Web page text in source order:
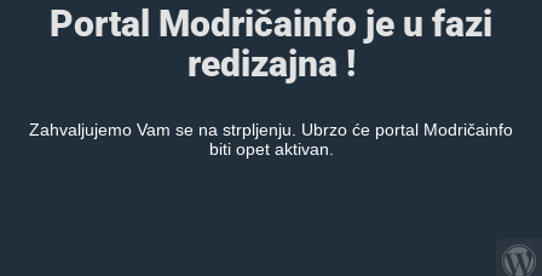
Portal Modričainfo je u fazi
redizajna !
Zahvaljujemo Vam se na strpljenju. Ubrzo će portal Modričainfo
biti opet aktivan.